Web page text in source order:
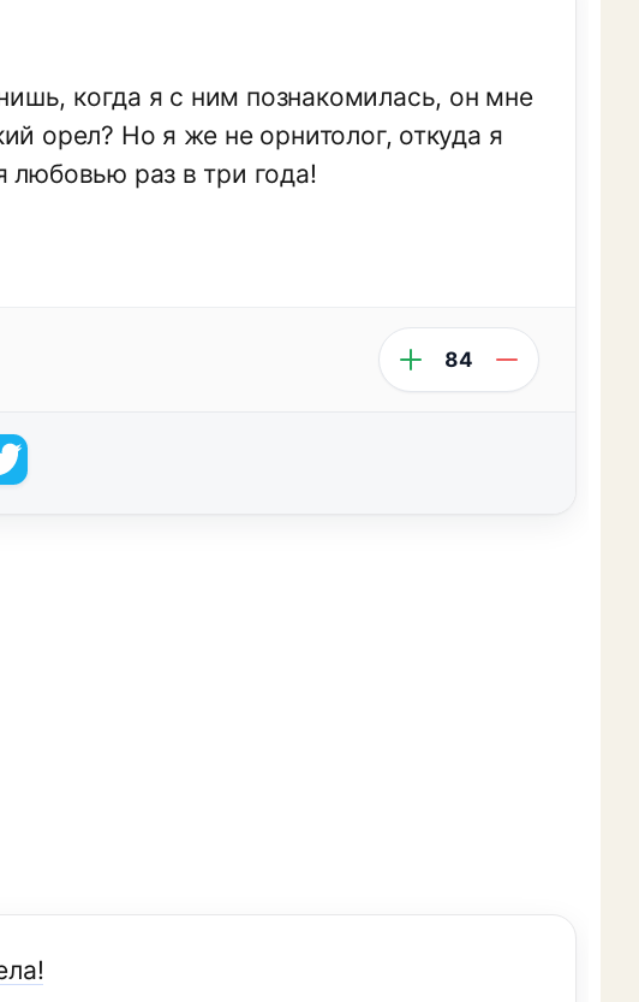
когда я с ним познакомилась, он мне
орел? Но я же не орнитолог, откуда я
любовью раз в три года!
84